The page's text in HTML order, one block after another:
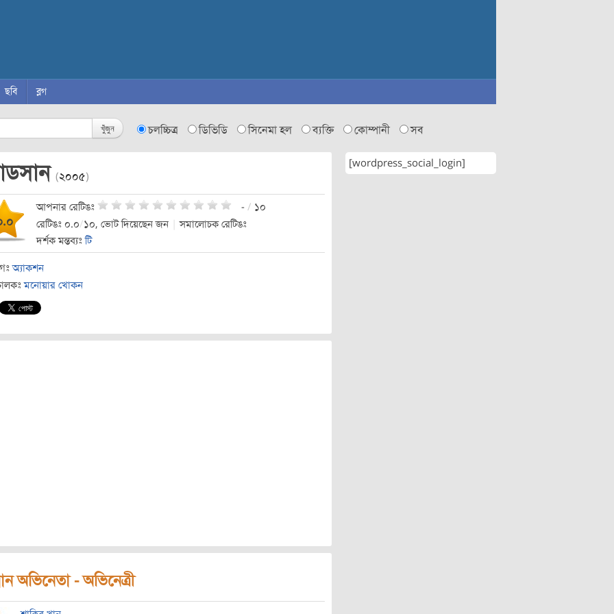
ছবি ব্লগ
খুঁজুন চলচ্চিত্র ডিভিডি সিনেমা হল ব্যক্তি কোম্পানী সব
(২০০৫)
আপনার রেটিঙঃ - / ১০
রেটিঙঃ ০.০/১০, ভোট দিয়েছেন জন
সমালোচক রেটিঙঃ
দর্শক মন্তব্যঃটি
অ্যাকশন
মনোয়ার খোকন
অভিনেতা - অভিনেত্রী
[wordpress_social_login]